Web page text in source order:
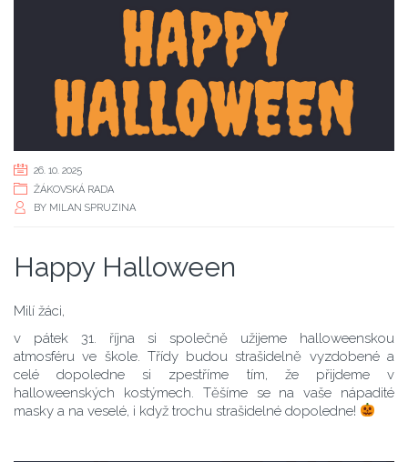
26. 10. 2025
ŽÁKOVSKÁ RADA
BY MILAN SPRUZINA
Happy Halloween
Milí žáci,
v pátek 31. října si společně užijeme halloweenskou
atmosféru ve škole. Třídy budou strašidelně vyzdobené a
celé dopoledne si zpestříme tím, že přijdeme v
halloweenských kostýmech. Těšíme se na vaše nápadité
masky a na veselé, i když trochu strašidelné dopoledne!